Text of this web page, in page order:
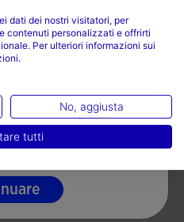
Felpe Donna Eco Championship
Giallo Blu Navy
17,00 €
label.price.reduced.from
34,00 €label.price.to
13 Colores
e la tua lingua
dati dei nostri visitatori, per
contenuti personalizzati e offrirti
Per ulteriori informazioni sui
No, aggiusta
tutti